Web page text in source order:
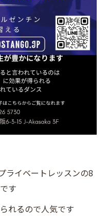
ライベートレッスンの8
す
れるので人気です